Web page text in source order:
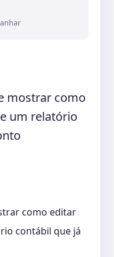
mostrar como
um relatório
como editar
contábil que já